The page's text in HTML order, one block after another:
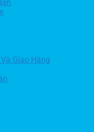
Giao Hàng